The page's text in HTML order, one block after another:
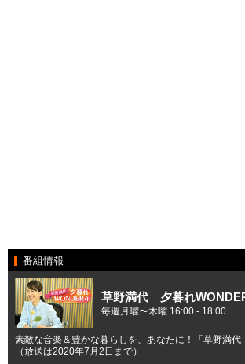
番組情報
草野満代 夕暮れ
毎週月曜〜木曜 16:00 - 18:00
素敵な音楽＆豊かな暮らしを、あなたに！「草野満
（放送は2020年7月2日まで）